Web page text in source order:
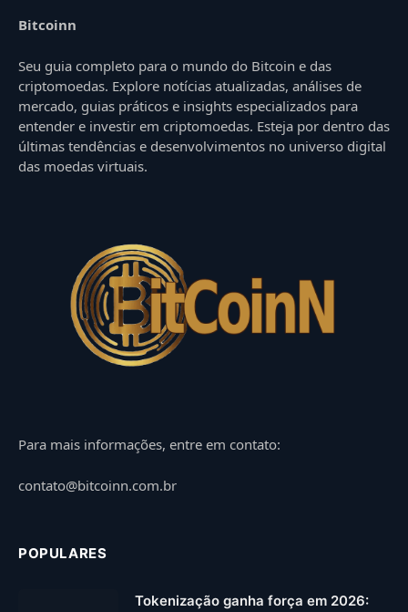
Bitcoinn
Seu guia completo para o mundo do Bitcoin e das
criptomoedas. Explore notícias atualizadas, análises de
mercado, guias práticos e insights especializados para
entender e investir em criptomoedas. Esteja por dentro das
últimas tendências e desenvolvimentos no universo digital
das moedas virtuais.
Para mais informações, entre em contato:
contato@bitcoinn.com.br
POPULARES
Tokenização ganha força em 2026: